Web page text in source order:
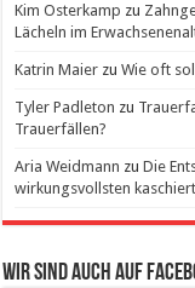
Kim Osterkamp zu
Lächeln im
Katrin Maier zuWie oft
Tyler Padleton zu
Trauerfällen?
Aria Weidmann zuDie
wirkungsvollsten kaschiert
Wir sind auch auf